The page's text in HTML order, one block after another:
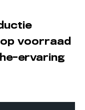
voorraad
ervaring